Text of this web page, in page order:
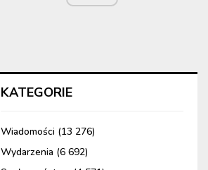
KATEGORIE
Wiadomości (13 276)
Wydarzenia (6 692)